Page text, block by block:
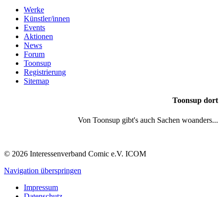
Werke
Künstler/innen
Events
Aktionen
News
Forum
Toonsup
Registrierung
Sitemap
Toonsup dort
Von Toonsup gibt's auch Sachen woanders...
© 2026 Interessenverband Comic e.V. ICOM
Navigation überspringen
Impressum